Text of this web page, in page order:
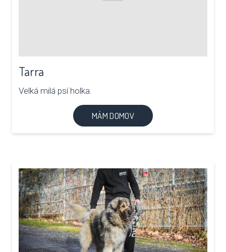
Tarra
Velká milá psí holka.
MÁM DOMOV